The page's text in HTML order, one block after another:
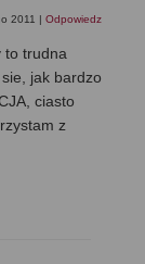
2011 Odpowiedz
to trudna
jak bardzo
ciasto
z